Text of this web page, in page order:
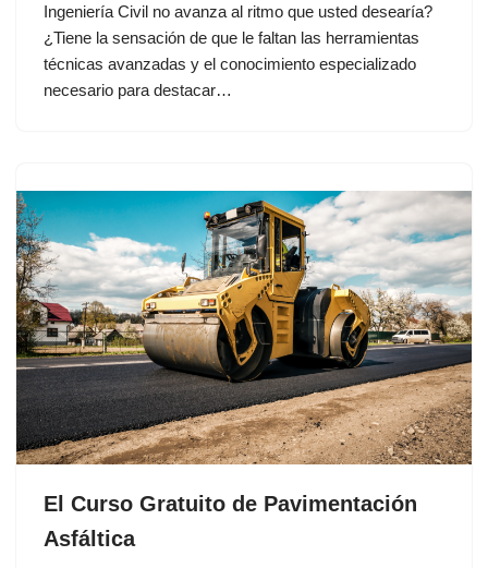
Ingeniería Civil no avanza al ritmo que usted desearía?
¿Tiene la sensación de que le faltan las herramientas
técnicas avanzadas y el conocimiento especializado
necesario para destacar…
El Curso Gratuito de Pavimentación
Asfáltica